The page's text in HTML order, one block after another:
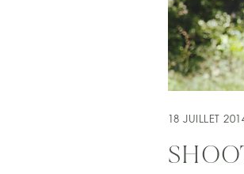
18 JUILLET